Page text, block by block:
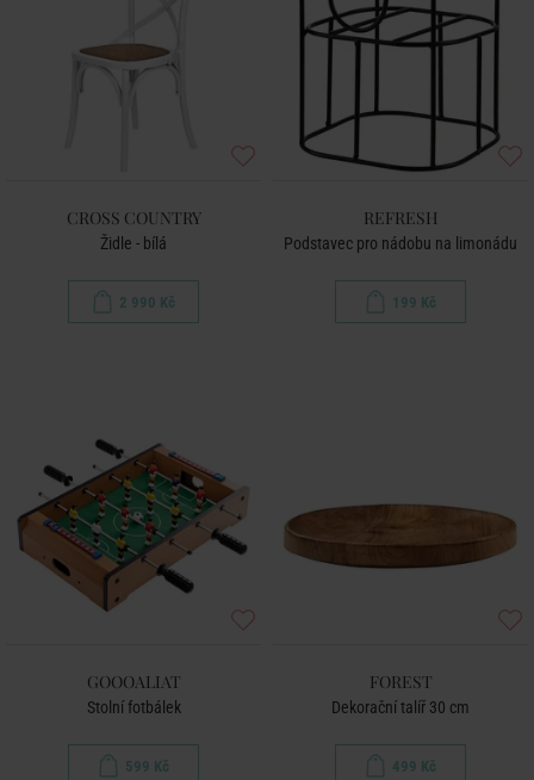
CROSS COUNTRY
Židle - bílá
2 990 Kč
REFRESH
Podstavec pro nádobu na limonádu
199 Kč
GOOOALIAT
Stolní fotbálek
599 Kč
FOREST
Dekorační talíř 30 cm
499 Kč